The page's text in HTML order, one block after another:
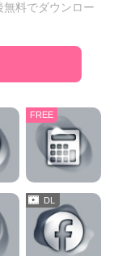
料でダウンロー